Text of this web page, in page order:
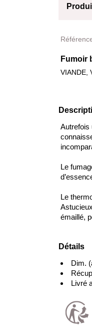
Fumoir
VIANDE,
Autrefois
Le
Le
émaillé,
Détails
Dim.
Livré